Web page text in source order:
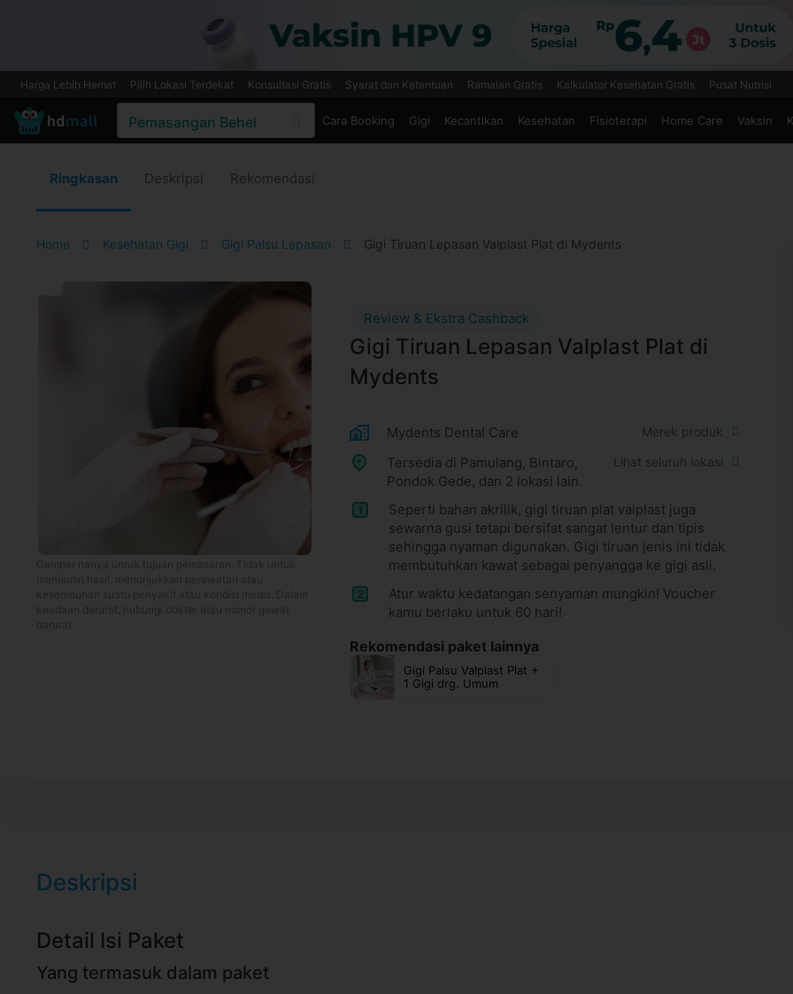
Harga Lebih Hemat Pilih Lokasi Terdekat Konsultasi Gratis Syarat dan Ketentuan Ramalan Gratis Kalkulator Kesehatan Gratis Pusat Nutrisi
Cara Booking Gigi Kecantikan Kesehatan Fisioterapi Home Care Vaksin
Ringkasan Deskripsi Rekomendasi
Home Kesehatan Gigi Gigi Palsu Lepasan Gigi Tiruan Lepasan Valplast Plat di Mydents
Review & Ekstra Cashback
Gigi Tiruan Lepasan Valplast Plat di
Mydents
Mydents Dental Care Merek produk
Tersedia di Pamulang, Bintaro,
Pondok Gede, dan 2 lokasi lain.
Lihat seluruh lokasi
1
Seperti bahan akrilik, gigi tiruan plat valplast juga
sewarna gusi tetapi bersifat sangat lentur dan tipis
sehingga nyaman digunakan. Gigi tiruan jenis ini tidak
membutuhkan kawat sebagai penyangga ke gigi asli.
2
Atur waktu kedatangan senyaman mungkin! Voucher
kamu berlaku untuk 60 hari!
Rekomendasi paket lainnya
Gigi Palsu Valplast Plat +
1 Gigi drg. Umum
Deskripsi
Detail Isi Paket
Yang termasuk dalam paket